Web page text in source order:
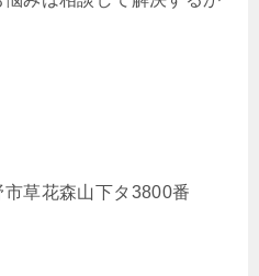
草花森山下タ3800番